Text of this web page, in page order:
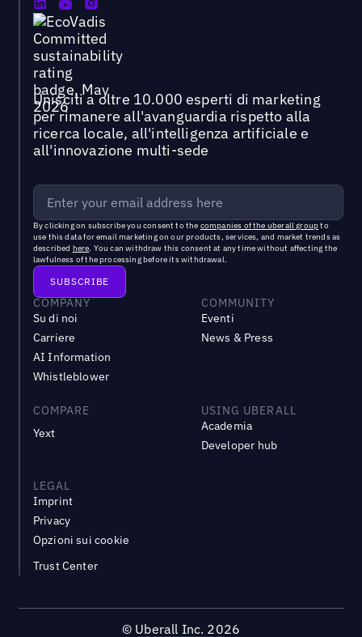
Unisciti a oltre 10.000 esperti di marketing
per rimanere all'avanguardia rispetto alla
ricerca locale, all'intelligenza artificiale e
all'innovazione multi-sede
By clicking on subscribe you consent to the companies of the uberall groupto
use this data for email marketing on our products, services, and market trends as
described here. You can withdraw this consent at any time without affecting the
lawfulness of the processing before its withdrawal.
COMPANY
Su di noi
Carriere
AI Information
Whistleblower
COMMUNITY
Eventi
News & Press
COMPARE
Yext
USING UBERALL
Academia
Developer hub
LEGAL
Imprint
Privacy
Opzioni sui cookie
Trust Center
© Uberall Inc. 2026